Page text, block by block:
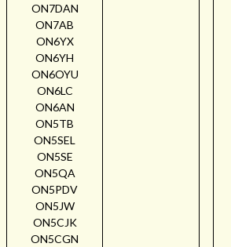
ON7DAN
ON7AB
ON6YX
ON6YH
ON6OYU
ON6LC
ON6AN
ON5TB
ON5SEL
ON5SE
ON5QA
ON5PDV
ON5JW
ON5CJK
ON5CGN